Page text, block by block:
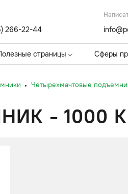
266-22-44
страницы Сферы
Четырехмачтовые
- 1000